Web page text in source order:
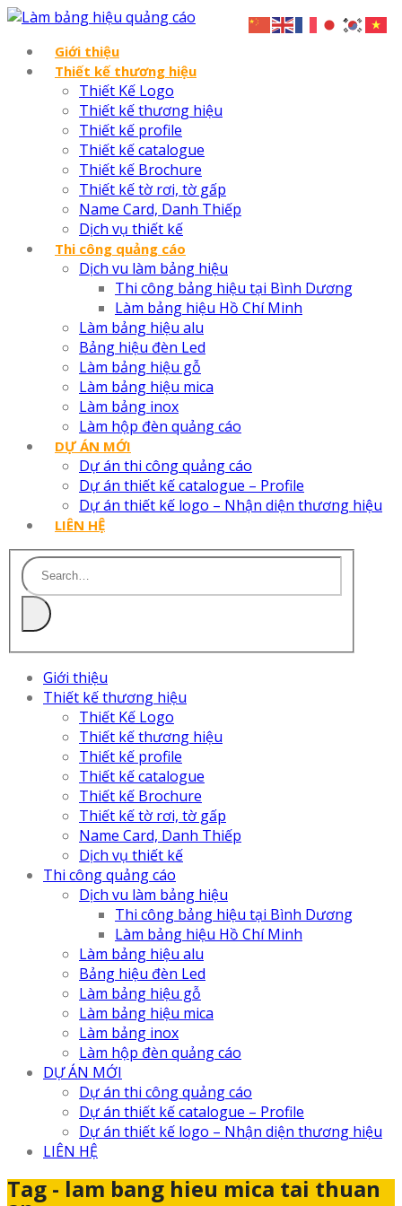
Giới thiệu
Thiết kế thương hiệu
Thiết Kế Logo
Thiết kế thương hiệu
Thiết kế profile
Thiết kế catalogue
Thiết kế Brochure
Thiết kế tờ rơi, tờ gấp
Name Card, Danh Thiếp
Dịch vụ thiết kế
Thi công quảng cáo
Dịch vu làm bảng hiệu
Thi công bảng hiệu tại Bình Dương
Làm bảng hiệu Hồ Chí Minh
Làm bảng hiệu alu
Bảng hiệu đèn Led
Làm bảng hiệu gỗ
Làm bảng hiệu mica
Làm bảng inox
Làm hộp đèn quảng cáo
DỰ ÁN MỚI
Dự án thi công quảng cáo
Dự án thiết kế catalogue – Profile
Dự án thiết kế logo – Nhận diện thương hiệu
LIÊN HỆ
Giới thiệu
Thiết kế thương hiệu
Thiết Kế Logo
Thiết kế thương hiệu
Thiết kế profile
Thiết kế catalogue
Thiết kế Brochure
Thiết kế tờ rơi, tờ gấp
Name Card, Danh Thiếp
Dịch vụ thiết kế
Thi công quảng cáo
Dịch vu làm bảng hiệu
Thi công bảng hiệu tại Bình Dương
Làm bảng hiệu Hồ Chí Minh
Làm bảng hiệu alu
Bảng hiệu đèn Led
Làm bảng hiệu gỗ
Làm bảng hiệu mica
Làm bảng inox
Làm hộp đèn quảng cáo
DỰ ÁN MỚI
Dự án thi công quảng cáo
Dự án thiết kế catalogue – Profile
Dự án thiết kế logo – Nhận diện thương hiệu
LIÊN HỆ
Tag - lam bang hieu mica tai thuan